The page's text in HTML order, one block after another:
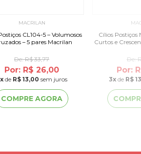
MACRILAN
CL104-5 – Volumosos
– 5 pares Macrilan
De:R$ 33,77
Por: R$ 26,00
x de R$ 13,00 sem juros
COMPRE AGORA
Cílios Postiços
Curtos e
De:
Por:
3xde R$